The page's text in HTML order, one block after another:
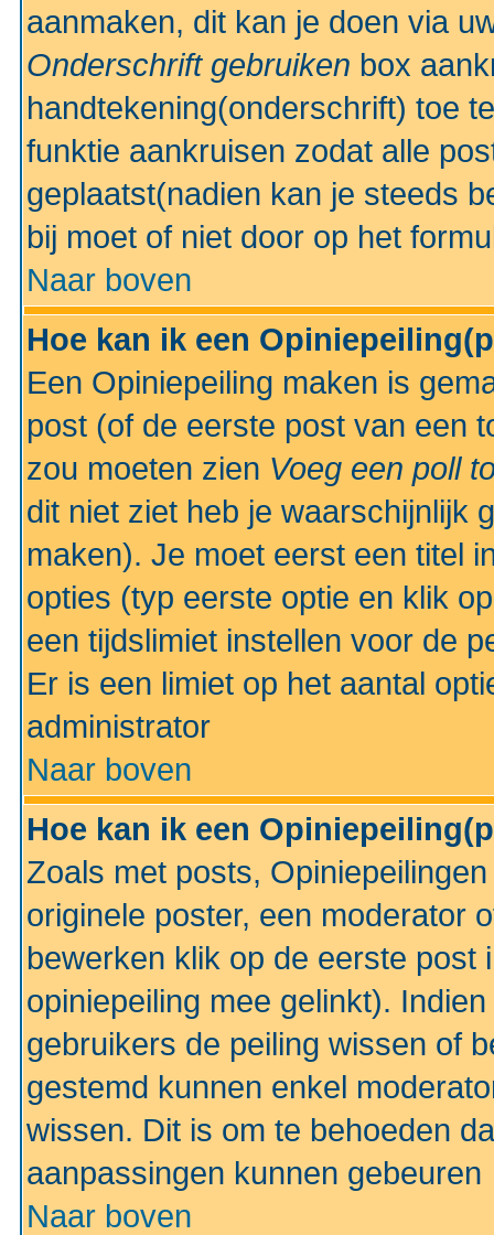
aanmaken, dit kan je doen via
Onderschrift gebruiken box
handtekening(onderschrift) toe
funktie aankruisen zodat alle
geplaatst(nadien kan je steeds
bij moet of niet door op het
Naar boven
Hoe kan ik een
Een Opiniepeiling maken is
post (of de eerste post van een
zou moeten zien Voeg een poll
dit niet ziet heb je waarschijnlijk
maken). Je moet eerst een titel
opties (typ eerste optie en klik
een tijdslimiet instellen voor de
Er is een limiet op het aantal
administrator
Naar boven
Hoe kan ik een
Zoals met posts,
originele poster, een moderator
bewerken klik op de eerste post
opiniepeiling mee gelinkt).
gebruikers de peiling wissen of
gestemd kunnen enkel
wissen. Dit is om te behoeden
aanpassingen kunnen gebeuren
Naar boven